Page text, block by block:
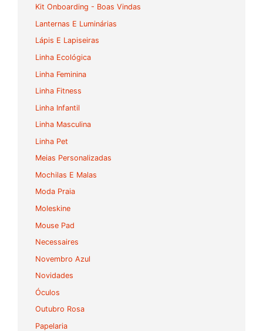
Kit Onboarding - Boas Vindas
Lanternas E Luminárias
Lápis E Lapiseiras
Linha Ecológica
Linha Feminina
Linha Fitness
Linha Infantil
Linha Masculina
Linha Pet
Meias Personalizadas
Mochilas E Malas
Moda Praia
Moleskine
Mouse Pad
Necessaires
Novembro Azul
Novidades
Óculos
Outubro Rosa
Papelaria